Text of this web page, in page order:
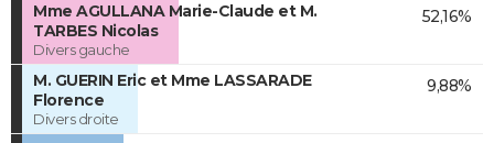
Mme AGULLANA Marie-Claude et M.
TARBES Nicolas
Divers gauche
52,16%
M. GUERIN Eric et Mme LASSARADE
Florence
Divers droite
9,88%